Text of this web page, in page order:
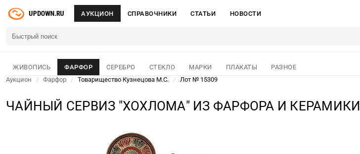
АУКЦИОН СПРАВОЧНИКИ СТАТЬИ НОВОСТИ
ЖИВОПИСЬ ФАРФОР СЕРЕБРО СТЕКЛО МАРКИ ПЛАКАТЫ
РАЗНОЕ
Аукцион
/ Фарфор / Товарищество Кузнецова М.С. / Лот № 15309
ЧАЙНЫЙ СЕРВИЗ "ХОХЛОМА" ИЗ ФАРФОРА И КЕРАМИКИ